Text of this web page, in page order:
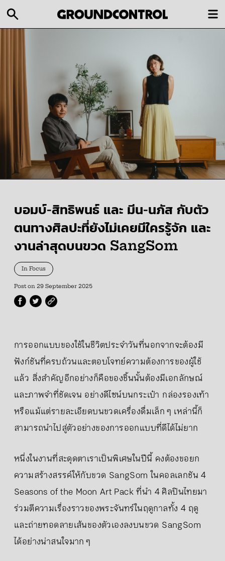
บอมบ์-สิทธิพนธ์ และ มีน-นภัส กับตัว
ตนทางศิลปะที่ยังไม่เคยมีใครรู้จัก และ
งานล่าสุดบนขวด SangSom
In Focus
Post on 29 September 2025
การออกแบบของใช้ในชีวิตประจำวันที่นอกจากจะต้องมี
ฟังก์ชันที่ครบถ้วนและตอบโจทย์ความต้องการของผู้ใช้
แล้ว สิ่งสำคัญอีกอย่างก็คือของชิ้นนั้นต้องมีเอกลักษณ์
และภาพจำที่ชัดเจน อย่างดีไซน์บนกระเป๋า กล่องรองเท้า
หรือแม้แต่รายละเอียดบนขวดเครื่องดื่มเล็ก ๆ เหล่านี้ก็
สามารถนำไปสู่ตัวอย่างของการออกแบบที่ดีได้ไม่ยาก
หนึ่งในงานที่สะดุดตาเราเป็นพิเศษในปีนี้ คงต้องขอยก
ความสร้างสรรค์ให้กับขวด SangSom ในคอลเลกชัน 4
Seasons of the Moon Art Pack ที่นำ 4 ศิลปินไทยมา
ร่วมตีความเรื่องราวของพระจันทร์ในฤดูกาลทั้ง 4 ฤดู
และถ่ายทอดลายเส้นของตัวเองลงบนขวด SangSom
ได้อย่างน่าสนใจมาก ๆ